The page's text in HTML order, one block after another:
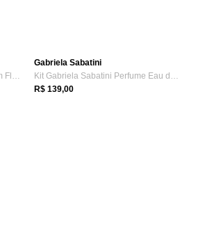
Oceane Esponja Para Maquiagem Flat Blend...
Gabriela Sabatini
Kit Gabriela Sabatini Perfume Eau de Toi...
R$ 139,00